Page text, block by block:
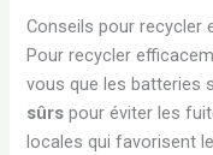
Conseils pour recycler
Pour recycler
vous que les batteries
sûrs pour éviter les
locales qui favorisent